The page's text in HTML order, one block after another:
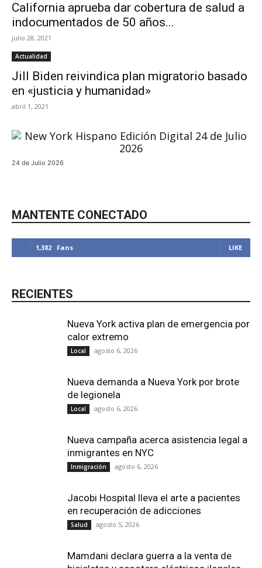
California aprueba dar cobertura de salud a
indocumentados de 50 años...
julio 28, 2021
Actualidad
Jill Biden reivindica plan migratorio basado
en «justicia y humanidad»
abril 1, 2021
24 de Julio 2026
MANTENTE CONECTADO
1,382 Fans LIKE
RECIENTES
Nueva York activa plan de emergencia por
calor extremo
Local agosto 6, 2026
Nueva demanda a Nueva York por brote
de legionela
Local agosto 6, 2026
Nueva campaña acerca asistencia legal a
inmigrantes en NYC
Inmigración agosto 6, 2026
Jacobi Hospital lleva el arte a pacientes
en recuperación de adicciones
Salud agosto 5, 2026
Mamdani declara guerra a la venta de